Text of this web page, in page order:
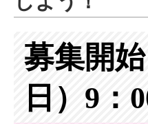
募集開
日）9：